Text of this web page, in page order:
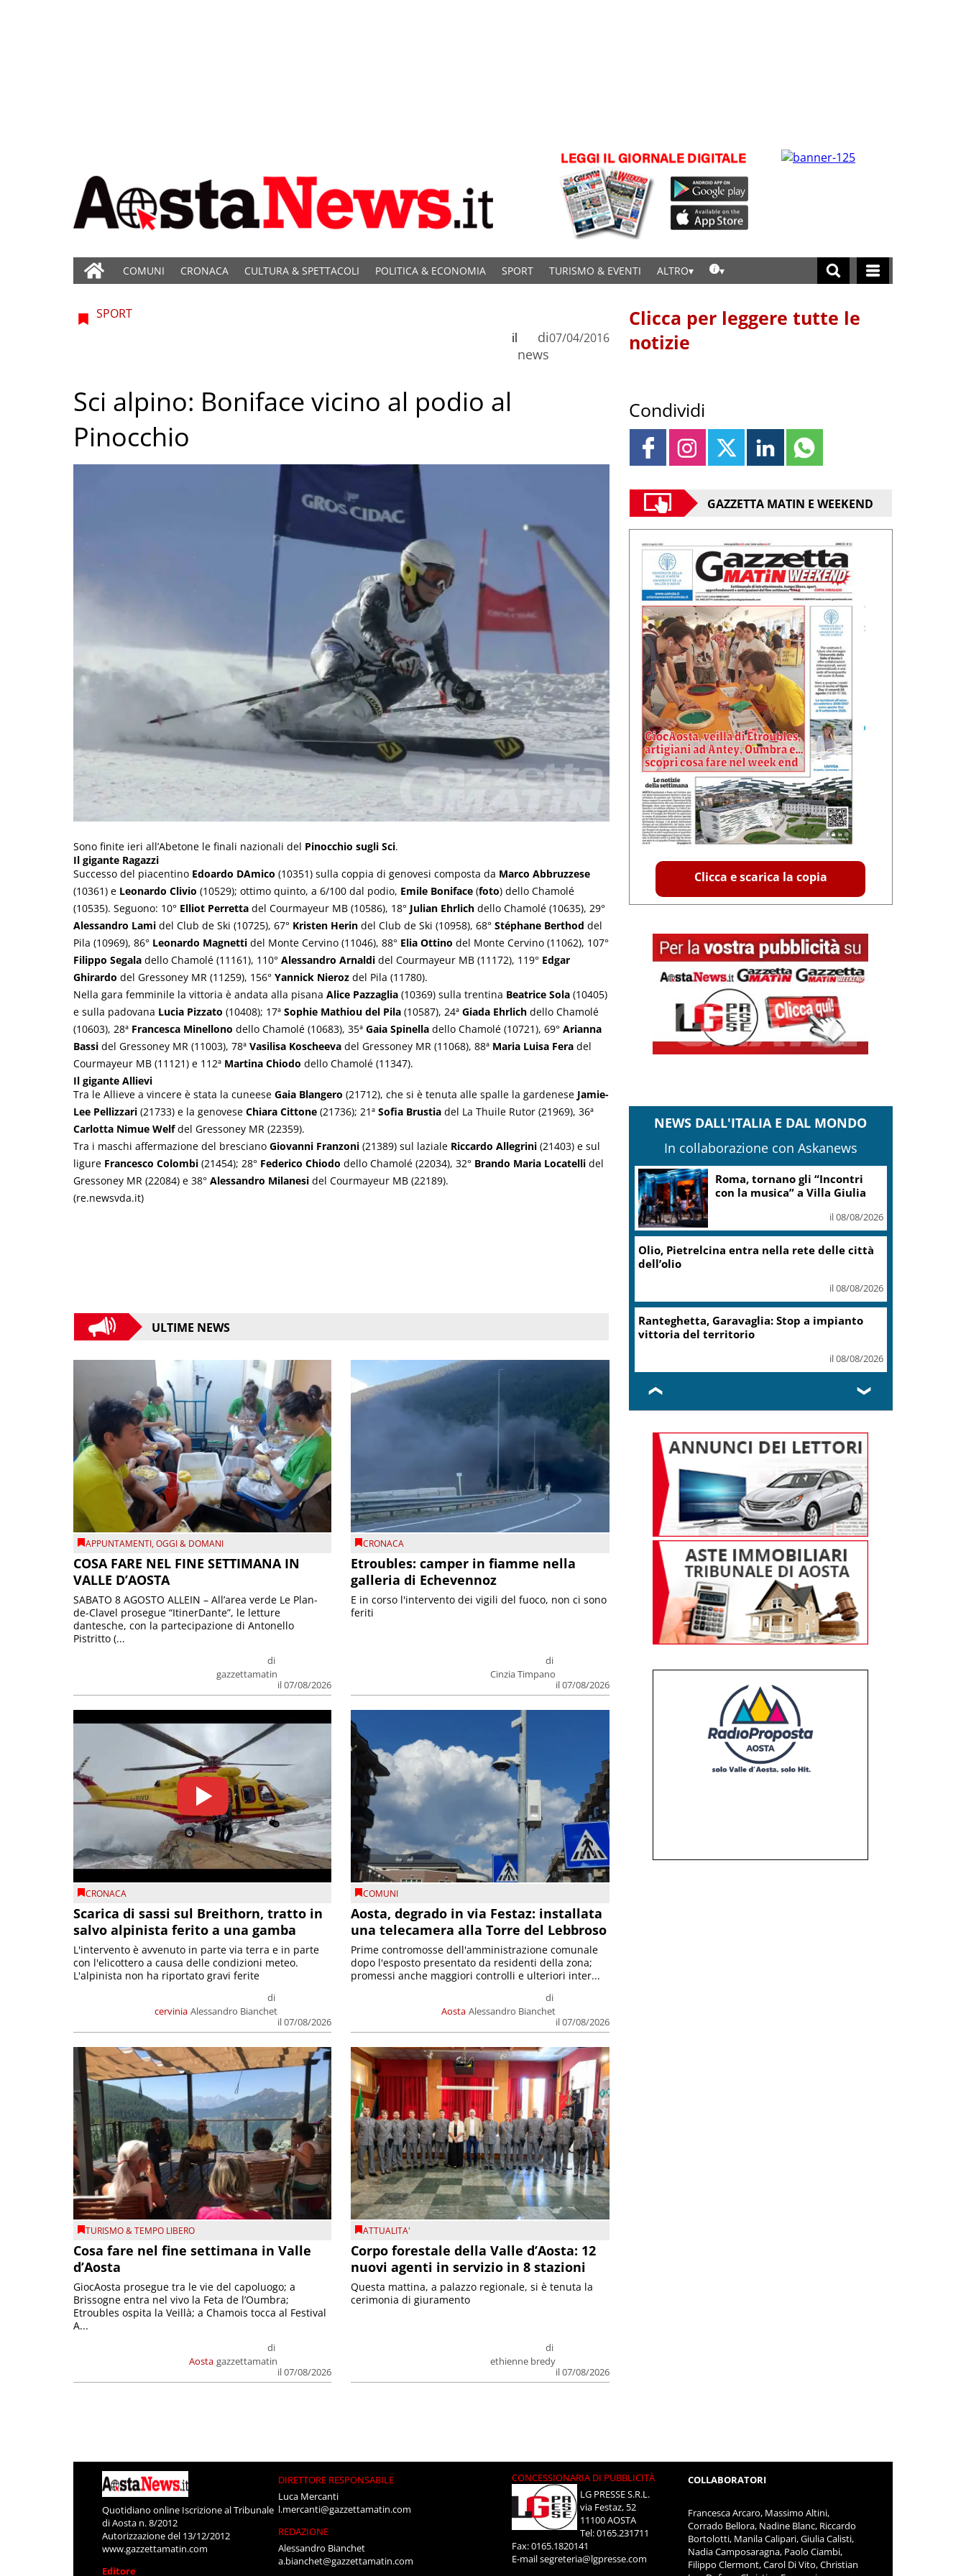
COMUNI CRONACA CULTURA & SPETTACOLI POLITICA & ECONOMIA SPORT TURISMO & EVENTI ALTRO
SPORT
di
news
il 07/04/2016
Sci alpino: Boniface vicino al podio al
Pinocchio
Sono finite ieri all’Abetone le finali nazionali del Pinocchio sugli Sci.
Il gigante Ragazzi
Successo del piacentino Edoardo DAmico (10351) sulla coppia di genovesi composta da Marco Abbruzzese
(10361) e Leonardo Clivio (10529); ottimo quinto, a 6/100 dal podio, Emile Boniface (foto) dello Chamolé
(10535). Seguono: 10° Elliot Perretta del Courmayeur MB (10586), 18° Julian Ehrlich dello Chamolé (10635), 29°
Alessandro Lami del Club de Ski (10725), 67° Kristen Herin del Club de Ski (10958), 68° Stéphane Berthod del
Pila (10969), 86° Leonardo Magnetti del Monte Cervino (11046), 88° Elia Ottino del Monte Cervino (11062), 107°
Filippo Segala dello Chamolé (11161), 110° Alessandro Arnaldi del Courmayeur MB (11172), 119° Edgar
Ghirardo del Gressoney MR (11259), 156° Yannick Nieroz del Pila (11780).
Nella gara femminile la vittoria è andata alla pisana Alice Pazzaglia (10369) sulla trentina Beatrice Sola (10405)
e sulla padovana Lucia Pizzato (10408); 17ª Sophie Mathiou del Pila (10587), 24ª Giada Ehrlich dello Chamolé
(10603), 28ª Francesca Minellono dello Chamolé (10683), 35ª Gaia Spinella dello Chamolé (10721), 69° Arianna
Bassi del Gressoney MR (11003), 78ª Vasilisa Koscheeva del Gressoney MR (11068), 88ª Maria Luisa Fera del
Courmayeur MB (11121) e 112ª Martina Chiodo dello Chamolé (11347).
Il gigante Allievi
Tra le Allieve a vincere è stata la cuneese Gaia Blangero (21712), che si è tenuta alle spalle la gardenese Jamie-
Lee Pellizzari (21733) e la genovese Chiara Cittone (21736); 21ª Sofia Brustia del La Thuile Rutor (21969), 36ª
Carlotta Nimue Welfdel Gressoney MR (22359).
Tra i maschi affermazione del bresciano Giovanni Franzoni (21389) sul laziale Riccardo Allegrini (21403) e sul
ligure Francesco Colombi (21454); 28° Federico Chiodo dello Chamolé (22034), 32° Brando Maria Locatelli del
Gressoney MR (22084) e 38° Alessandro Milanesi del Courmayeur MB (22189).
(re.newsvda.it)
ULTIME NEWS
APPUNTAMENTI,OGGI & DOMANI
COSA FARE NEL FINE SETTIMANA IN
VALLE D’AOSTA
di
gazzettamatin
il 07/08/2026
SABATO 8 AGOSTO ALLEIN – All’area verde Le Plan-
de-Clavel prosegue “ItinerDante”, le letture
dantesche, con la partecipazione di Antonello
Pistritto (...
CRONACA
Etroubles: camper in fiamme nella
galleria di Echevennoz
di
Cinzia Timpano
il 07/08/2026
E in corso l'intervento dei vigili del fuoco, non ci sono
feriti
CRONACA
Scarica di sassi sul Breithorn, tratto in
salvo alpinista ferito a una gamba
cervinia
di
Alessandro Bianchet
il 07/08/2026
L'intervento è avvenuto in parte via terra e in parte
con l'elicottero a causa delle condizioni meteo.
L'alpinista non ha riportato gravi ferite
COMUNI
Aosta, degrado in via Festaz: installata
una telecamera alla Torre del Lebbroso
Aosta
di
Alessandro Bianchet
il 07/08/2026
Prime contromosse dell'amministrazione comunale
dopo l'esposto presentato da residenti della zona;
promessi anche maggiori controlli e ulteriori inter...
TURISMO & TEMPO LIBERO
Cosa fare nel fine settimana in Valle
d’Aosta
Aosta
di
gazzettamatin
il 07/08/2026
GiocAosta prosegue tra le vie del capoluogo; a
Brissogne entra nel vivo la Feta de l’Oumbra;
Etroubles ospita la Veillà; a Chamois tocca al Festival
A...
ATTUALITA'
Corpo forestale della Valle d’Aosta: 12
nuovi agenti in servizio in 8 stazioni
di
ethienne bredy
il 07/08/2026
Questa mattina, a palazzo regionale, si è tenuta la
cerimonia di giuramento
Clicca per leggere tutte le
notizie
Condividi
GAZZETTA MATIN E WEEKEND
Clicca e scarica la copia
NEWS DALL'ITALIA E DAL MONDO
In collaborazione con Askanews
Roma, tornano gli “Incontri
con la musica” a Villa Giulia
il 08/08/2026
Olio, Pietrelcina entra nella rete delle città
dell’olio
il 08/08/2026
Ranteghetta, Garavaglia: Stop a impianto
vittoria del territorio
il 08/08/2026
❮ ❯
Quotidiano online Iscrizione al Tribunale
di Aosta n. 8/2012
Autorizzazione del 13/12/2012
www.gazzettamatin.com
Editore
DIRETTORE RESPONSABILE
Luca Mercanti
l.mercanti@gazzettamatin.com
REDAZIONE
Alessandro Bianchet
a.bianchet@gazzettamatin.com
CONCESSIONARIA DI PUBBLICITÀ
LG PRESSE S.R.L.
via Festaz, 52
11100 AOSTA
Tel: 0165.231711
Fax: 0165.1820141
E-mailsegreteria@lgpresse.com
COLLABORATORI
Francesca Arcaro, Massimo Altini,
Corrado Bellora, Nadine Blanc, Riccardo
Bortolotti, Manila Calipari, Giulia Calisti,
Nadia Camposaragna, Paolo Ciambi,
Filippo Clermont, Carol Di Vito, Christian